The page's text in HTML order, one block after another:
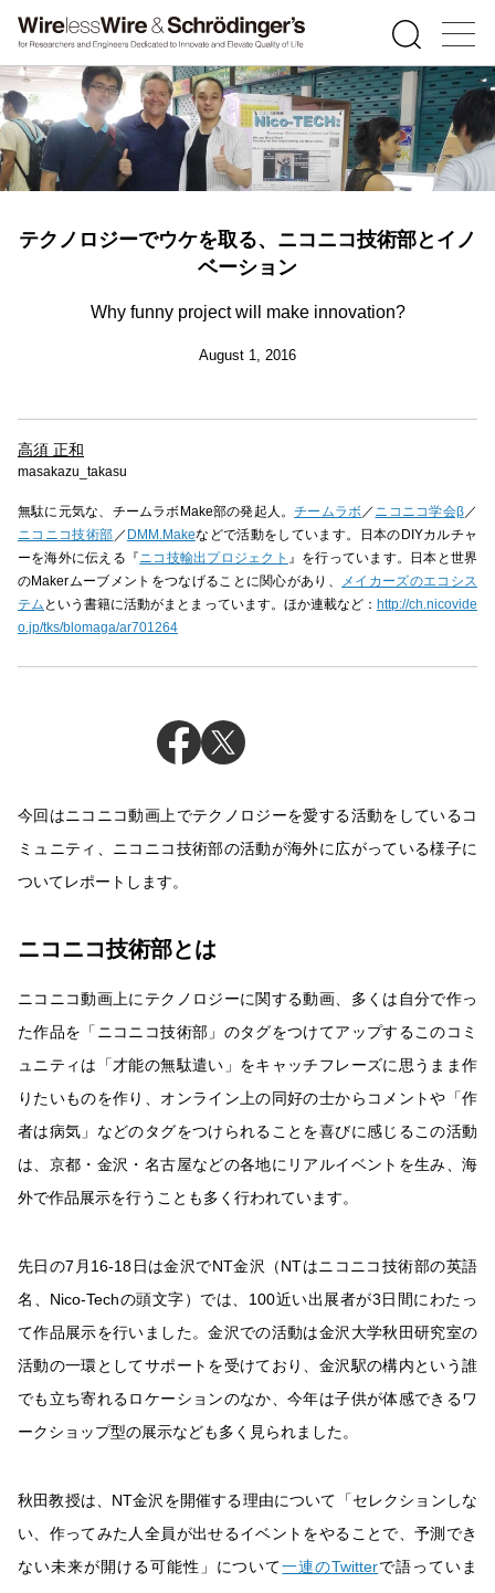
テクノロジーでウケを取る、ニコニコ技術部とイノ
ベーション
Why funny project will make innovation?
August 1, 2016
高須 正和
masakazu_takasu
無駄に元気な、チームラボMake部の発起人。チームラボ ／ ニコニコ学会β／
ニコニコ技術部 ／ DMM.Makeなどで活動をしています。日本のDIYカルチャ
ーを海外に伝える『 ニコ技輸出プロジェクト 』を行っています。日本と世界
のMakerムーブメントをつなげることに関心があり、
メイカーズのエコシス
テム という書籍に活動がまとまっています。ほか連載など：http://ch.nicovide
o.jp/tks/blomaga/ar701264
今回はニコニコ動画上でテクノロジーを愛する活動をしているコ
ミュニティ、ニコニコ技術部の活動が海外に広がっている様子に
ついてレポートします。
ニコニコ技術部とは
ニコニコ動画上にテクノロジーに関する動画、多くは自分で作っ
た作品を「ニコニコ技術部」のタグをつけてアップするこのコミ
ュニティは「才能の無駄遣い」をキャッチフレーズに思うまま作
りたいものを作り、オンライン上の同好の士からコメントや「作
者は病気」などのタグをつけられることを喜びに感じるこの活動
は、京都・金沢・名古屋などの各地にリアルイベントを生み、海
外で作品展示を行うことも多く行われています。
先日の7月16-18日は金沢でNT金沢（NTはニコニコ技術部の英語
名、Nico-Techの頭文字）では、100近い出展者が3日間にわたっ
て作品展示を行いました。金沢での活動は金沢大学秋田研究室の
活動の一環としてサポートを受けており、金沢駅の構内という誰
でも立ち寄れるロケーションのなか、今年は子供が体感できるワ
ークショップ型の展示なども多く見られました。
秋田教授は、NT金沢を開催する理由について「セレクションしな
い、作ってみた人全員が出せるイベントをやることで、予測でき
ない未来が開ける可能性」について一連のTwitterで語っていま